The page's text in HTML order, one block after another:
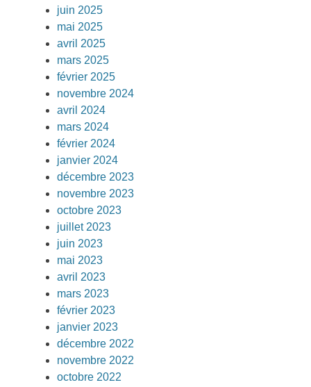
juin 2025
mai 2025
avril 2025
mars 2025
février 2025
novembre 2024
avril 2024
mars 2024
février 2024
janvier 2024
décembre 2023
novembre 2023
octobre 2023
juillet 2023
juin 2023
mai 2023
avril 2023
mars 2023
février 2023
janvier 2023
décembre 2022
novembre 2022
octobre 2022